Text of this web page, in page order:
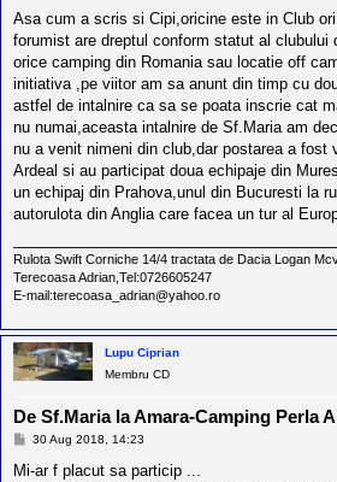
s
j
Asa cum a scris si Cipi,oricine este in Club
forumist are dreptul conform statut al clubului
orice camping din Romania sau locatie off
initiativa ,pe viitor am sa anunt din timp cu
astfel de intalnire ca sa se poata inscrie cat
nu numai,aceasta intalnire de Sf.Maria am
nu a venit nimeni din club,dar postarea a fost
Ardeal si au participat doua echipaje din
un echipaj din Prahova,unul din Bucuresti la
autorulota din Anglia care facea un tur al
Rulota Swift Corniche 14/4 tractata de Dacia Logan
Terecoasa Adrian,Tel:0726605247
E-mail:terecoasa_adrian@yahoo.ro
Lupu Ciprian
Membru CD
De Sf.Maria la Amara-Camping Perla
M
s
30 Aug 2018, 14:23
Mi-ar f placut sa particip ...